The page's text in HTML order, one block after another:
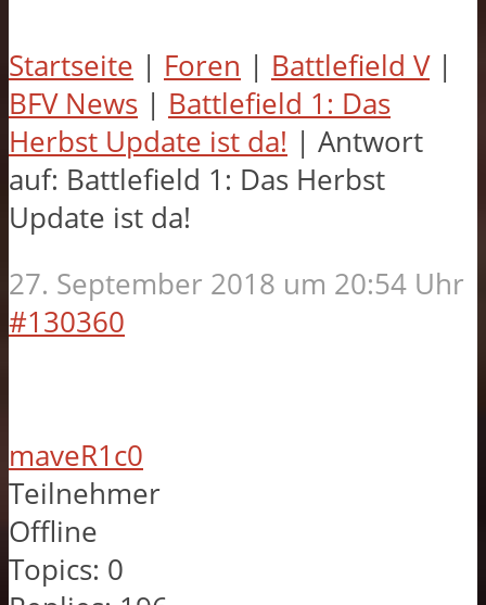
Startseite | Foren | Battlefield V |
BFV News | Battlefield 1: Das
Herbst Update ist da! | Antwort
auf: Battlefield 1: Das Herbst
Update ist da!
27. September 2018 um 20:54 Uhr
#130360
maveR1c0
Teilnehmer
Offline
Topics: 0